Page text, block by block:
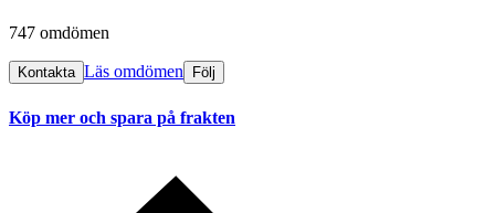
747 omdömen
Kontakta Läs omdömen Följ
Köp mer och spara på frakten